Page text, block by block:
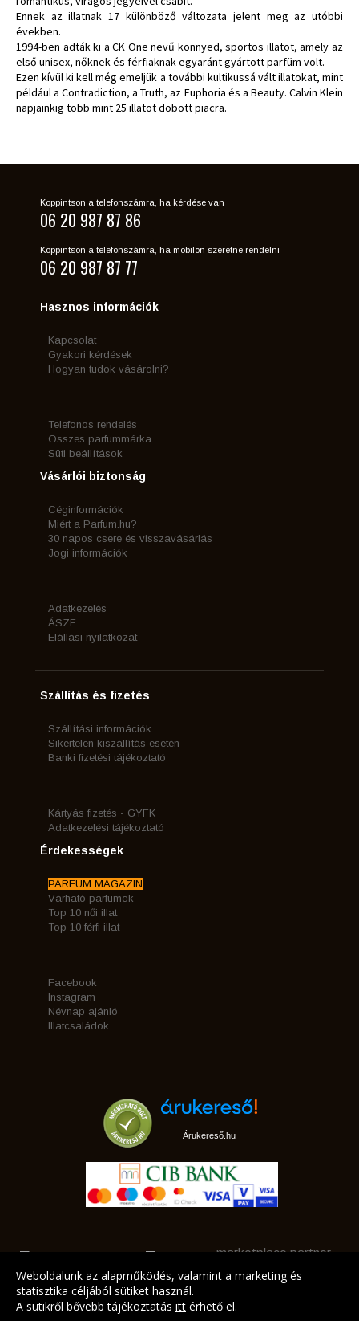
Ennek az illatnak 17 különböző változata jelent meg az utóbbi
években.
1994-ben adták ki a CK One nevű könnyed, sportos illatot, amely az
első unisex, nőknek és férfiaknak egyaránt gyártott parfüm volt.
Ezen kívül ki kell még emeljük a további kultikussá vált illatokat, mint
például a Contradiction, a Truth, az Euphoria és a Beauty. Calvin Klein
napjainkig több mint 25 illatot dobott piacra.
Koppintson a telefonszámra, ha kérdése van
06 20 987 87 86
Koppintson a telefonszámra, ha mobilon szeretne rendelni
06 20 987 87 77
Hasznos információk
Kapcsolat
Gyakori kérdések
Hogyan tudok vásárolni?
Telefonos rendelés
Összes parfummárka
Süti beállítások
Vásárlói biztonság
Céginformációk
Miért a Parfum.hu?
30 napos csere és visszavásárlás
Jogi információk
Adatkezelés
ÁSZF
Elállási nyilatkozat
Szállítás és fizetés
Szállítási információk
Sikertelen kiszállítás esetén
Banki fizetési tájékoztató
Kártyás fizetés - GYFK
Adatkezelési tájékoztató
Érdekességek
PARFÜM MAGAZIN
Várható parfümök
Top 10 női illat
Top 10 férfi illat
Facebook
Instagram
Névnap ajánló
Illatcsaládok
Árukereső.hu
marketplace partner
Weboldalunk az alapműködés, valamint a marketing és
statisztika céljából sütiket használ.
A sütikről bővebb tájékoztatás itt érhető el.